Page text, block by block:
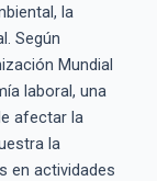
la
Según
Mundial
laboral, una
afectar la
la
en actividades